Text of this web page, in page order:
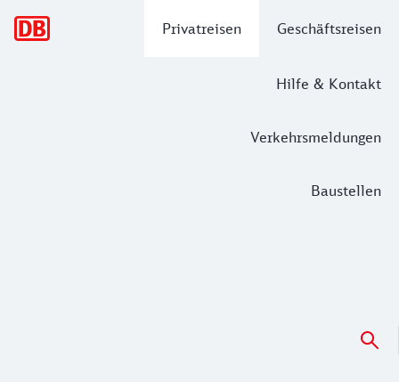
Privatreisen Geschäftsreisen
Hilfe & Kontakt
Verkehrsmeldungen
Baustellen